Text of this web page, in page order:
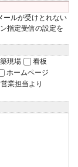
ールが受けとれない
指定受信の設定を
現場
看板
ホームページ
営業担当より